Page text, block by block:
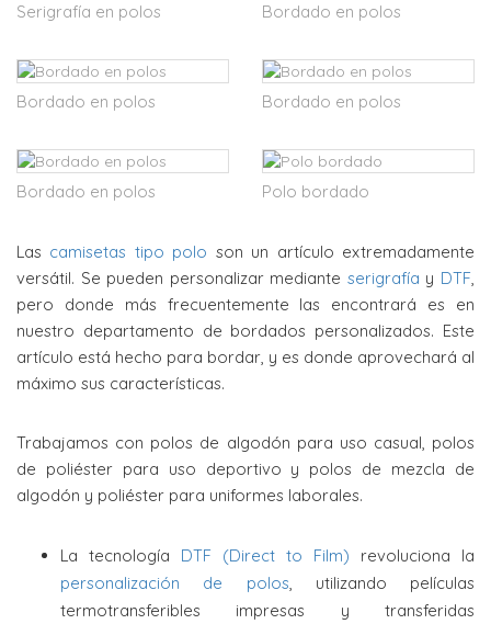
Serigrafía en polos Bordado en polos
Bordado en polos Bordado en polos
Bordado en polos Polo bordado
Las camisetas tipo polo son un artículo extremadamente
versátil. Se pueden personalizar mediante serigrafía y DTF,
pero donde más frecuentemente las encontrará es en
nuestro departamento de bordados personalizados. Este
artículo está hecho para bordar, y es donde aprovechará al
máximo sus características.
Trabajamos con polos de algodón para uso casual, polos
de poliéster para uso deportivo y polos de mezcla de
algodón y poliéster para uniformes laborales.
La tecnología DTF (Direct to Film) revoluciona la
personalización de polos, utilizando películas
termotransferibles impresas y transferidas